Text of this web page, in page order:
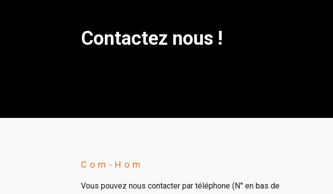
Contactez nous !
Com-Hom
Vous pouvez nous contacter par téléphone (N° en bas de